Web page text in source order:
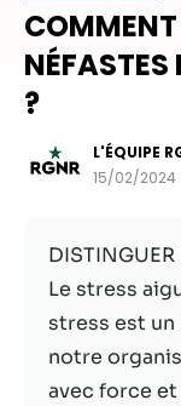
COMMENT
NÉFASTES
?
L'ÉQUIPE
15/02/2024
DISTINGUER
Le stress
stress est
notre
avec force